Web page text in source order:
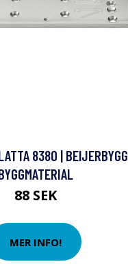
8380 | BEIJERBYGG
88 SEK
MER INFO!